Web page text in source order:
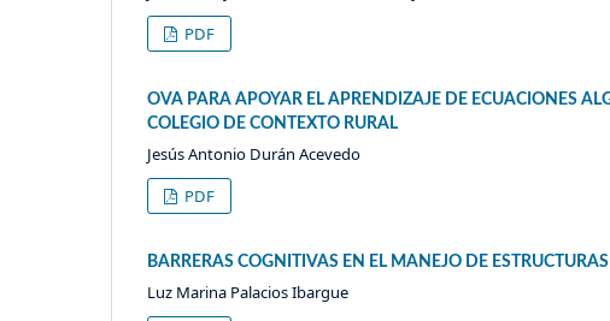
PDF
OVA PARA APOYAR EL APRENDIZAJE DE ECUACIONES
COLEGIO DE CONTEXTO RURAL
Jesús Antonio Durán Acevedo
PDF
BARRERAS COGNITIVAS EN EL MANEJO DE
Luz Marina Palacios Ibargue